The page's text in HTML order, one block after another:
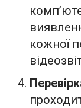
кожної